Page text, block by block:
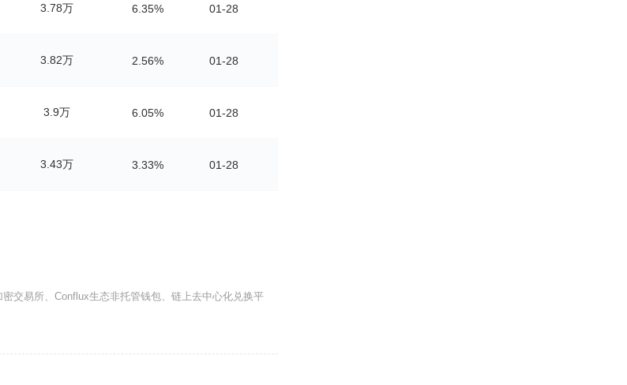
3.78万 6.35% 01-28
3.82万 2.56% 01-28
3.9万 6.05% 01-28
3.43万 3.33% 01-28
交易所、Conflux生态非托管钱包、链上去中心化兑换平